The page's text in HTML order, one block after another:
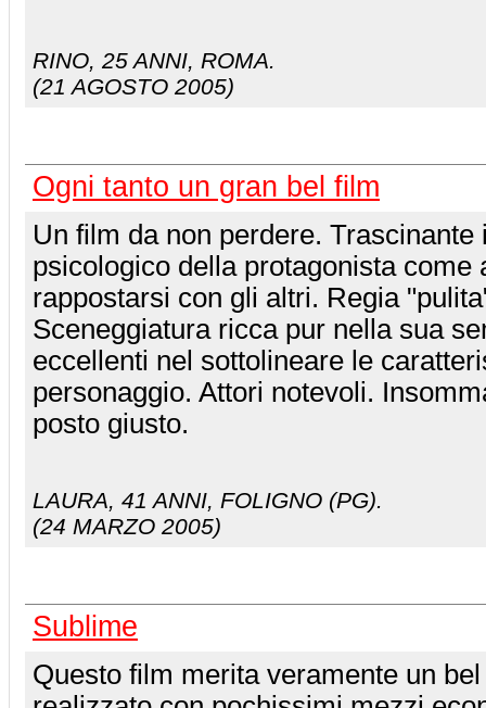
RINO, 25 ANNI, ROMA.
(21 AGOSTO 2005)
Ogni tanto un gran bel film
Un film da non perdere. Trascinante
psicologico della protagonista come
rappostarsi con gli altri. Regia
Sceneggiatura ricca pur nella sua
eccellenti nel sottolineare le
personaggio. Attori notevoli.
posto giusto.
LAURA, 41 ANNI, FOLIGNO (PG).
(24 MARZO 2005)
Sublime
Questo film merita veramente un